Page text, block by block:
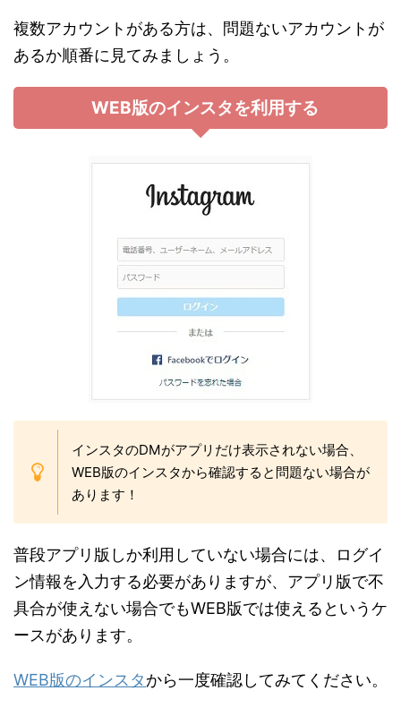
複数アカウントがある方は、問題ないアカウントが
あるか順番に見てみましょう。
WEB版のインスタを利用する
インスタのDMがアプリだけ表示されない場合、
WEB版のインスタから確認すると問題ない場合が
あります！
普段アプリ版しか利用していない場合には、ログイ
ン情報を入力する必要がありますが、アプリ版で不
具合が使えない場合でもWEB版では使えるというケ
ースがあります。
WEB版のインスタから一度確認してみてください。